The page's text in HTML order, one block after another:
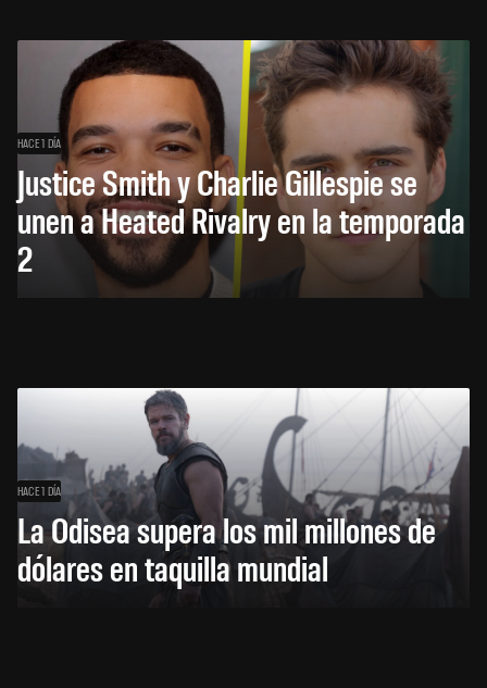
HACE 1 DÍA
Justice Smith y Charlie Gillespie se
unen a Heated Rivalry en la temporada
2
HACE 1 DÍA
La Odisea supera los mil millones de
dólares en taquilla mundial